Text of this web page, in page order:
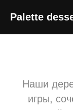
Palette
Наши
игры,